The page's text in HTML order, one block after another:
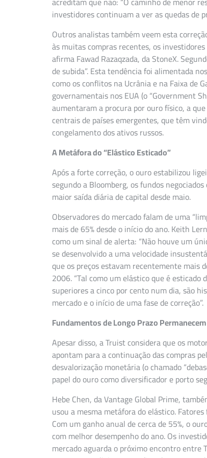
investidores continuam a ver as quedas de
Outros analistas também veem esta
às muitas compras recentes, os
afirma Fawad Razaqzada, da StoneX.
de subida”. Esta tendência foi alimentada
como os conflitos na Ucrânia e na Faixa de
governamentais nos EUA (o “Government
aumentaram a procura por ouro físico, a
centrais de países emergentes, que têm
congelamento dos ativos russos.
A Metáfora do “Elástico Esticado”
Após a forte correção, o ouro estabilizou
segundo a Bloomberg, os fundos
maior saída diária de capital desde maio.
Observadores do mercado falam de uma
mais de 65% desde o início do ano. Keith
como um sinal de alerta: “Não houve um
se desenvolvido a uma velocidade
que os preços estavam recentemente mais
2006. “Tal como um elástico que é esticado
superiores a cinco por cento num dia, são
mercado e o início de uma fase de correção”.
Fundamentos de Longo Prazo
Apesar disso, a Truist considera que os
apontam para a continuação das compras
desvalorização monetária (o chamado
papel do ouro como diversificador e porto
Hebe Chen, da Vantage Global Prime,
usou a mesma metáfora do elástico.
Com um ganho anual de cerca de 55%, o
com melhor desempenho do ano. Os
mercado aguarda o próximo encontro entre